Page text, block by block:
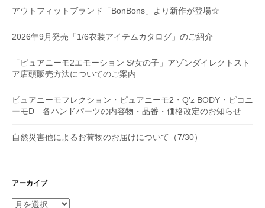
アウトフィットブランド「BonBons」より新作が登場☆
2026年9月発売「1/6衣装アイテムカタログ」のご紹介
「ピュアニーモ2エモーション S/女の子」アゾンダイレクトスト
ア店頭販売方法についてのご案内
ピュアニーモフレクション・ピュアニーモ2・Q’z BODY・ピコニ
ーモD 各ハンドパーツの内容物・品番・価格改定のお知らせ
自然災害他によるお荷物のお届けについて（7/30）
アーカイブ
ア